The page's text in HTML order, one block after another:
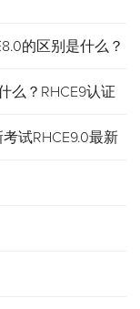
的区别是什么？
么？RHCE9认证
试RHCE9.0最新